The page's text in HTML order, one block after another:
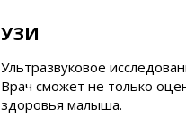
УЗИ
Ультразвуковое
Врач сможет не только
здоровья малыша.